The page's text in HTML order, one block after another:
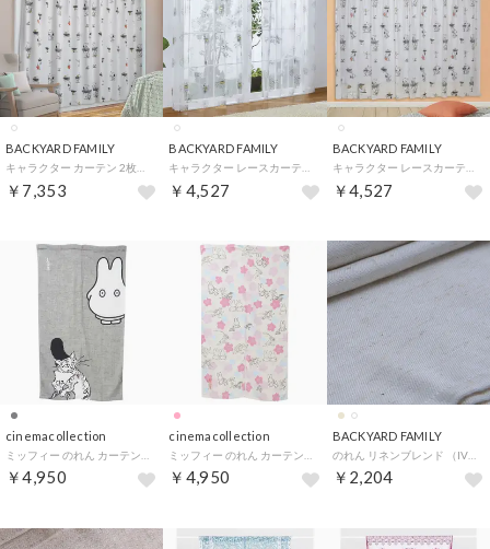
BACKYARD FAMILY
キャラクター カーテン 2枚組 （スヌーピー）
￥7,353
BACKYARD FAMILY
キャラクター レースカーテン 2枚組 （スヌーピーフラワー）
￥4,527
BACKYARD FAMILY
キャラクター レースカーテン 2枚組 （スヌーピー）
￥4,527
cinemacollection
￥4,950
cinemacollection
￥4,950
BACKYARD FAMILY
のれん リネンブレンド （IV）
￥2,204